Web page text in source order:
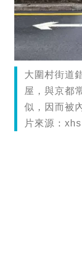
大圍村街道
屋，與京都
似，因而被
片來源：xhs